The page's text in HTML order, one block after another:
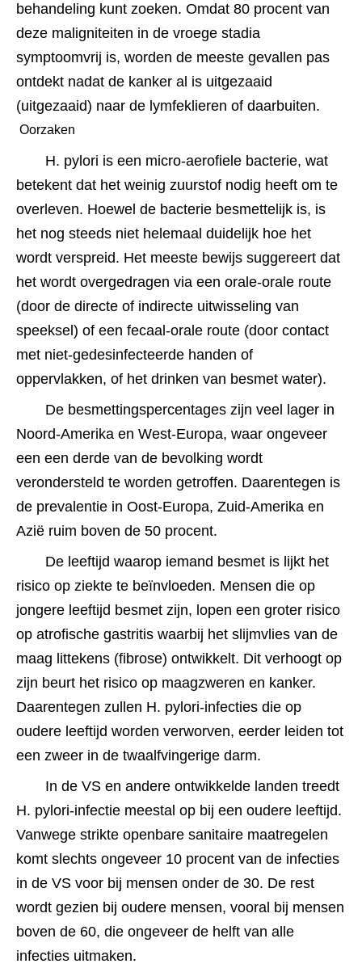
behandeling kunt zoeken. Omdat 80 procent van
deze maligniteiten in de vroege stadia
symptoomvrij is, worden de meeste gevallen pas
ontdekt nadat de kanker al is uitgezaaid
(uitgezaaid) naar de lymfeklieren of daarbuiten.
Oorzaken
H. pylori is een micro-aerofiele bacterie, wat
betekent dat het weinig zuurstof nodig heeft om te
overleven. Hoewel de bacterie besmettelijk is, is
het nog steeds niet helemaal duidelijk hoe het
wordt verspreid. Het meeste bewijs suggereert dat
het wordt overgedragen via een orale-orale route
(door de directe of indirecte uitwisseling van
speeksel) of een fecaal-orale route (door contact
met niet-gedesinfecteerde handen of
oppervlakken, of het drinken van besmet water).
De besmettingspercentages zijn veel lager in
Noord-Amerika en West-Europa, waar ongeveer
een een derde van de bevolking wordt
verondersteld te worden getroffen. Daarentegen is
de prevalentie in Oost-Europa, Zuid-Amerika en
Azië ruim boven de 50 procent.﻿﻿
De leeftijd waarop iemand besmet is lijkt het
risico op ziekte te beïnvloeden. Mensen die op
jongere leeftijd besmet zijn, lopen een groter risico
op atrofische gastritis waarbij het slijmvlies van de
maag littekens (fibrose) ontwikkelt. Dit verhoogt op
zijn beurt het risico op maagzweren en kanker.
Daarentegen zullen H. pylori-infecties die op
oudere leeftijd worden verworven, eerder leiden tot
een zweer in de twaalfvingerige darm.﻿﻿
In de VS en andere ontwikkelde landen treedt
H. pylori-infectie meestal op bij een oudere leeftijd.
Vanwege strikte openbare sanitaire maatregelen
komt slechts ongeveer 10 procent van de infecties
in de VS voor bij mensen onder de 30. De rest
wordt gezien bij oudere mensen, vooral bij mensen
boven de 60, die ongeveer de helft van alle
infecties uitmaken.﻿﻿